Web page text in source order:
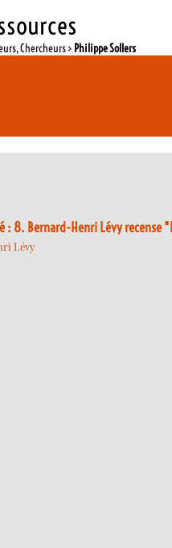
Chercheurs > Philippe Sollers
: 8. Bernard-Henri Lévy recense
Lévy